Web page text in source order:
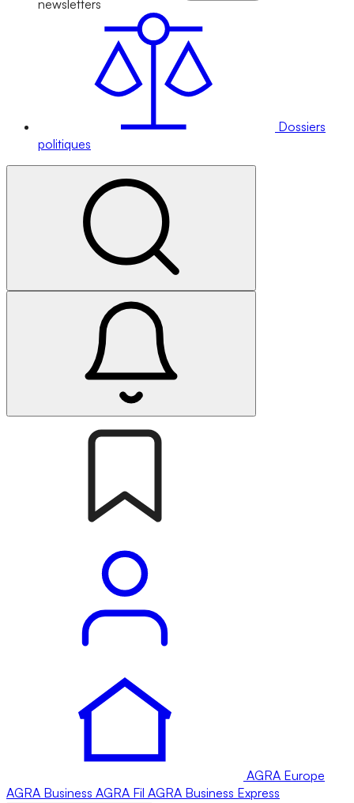
newsletters
Dossiers
politiques
AGRA Europe
AGRA Business AGRA Fil AGRA Business Express